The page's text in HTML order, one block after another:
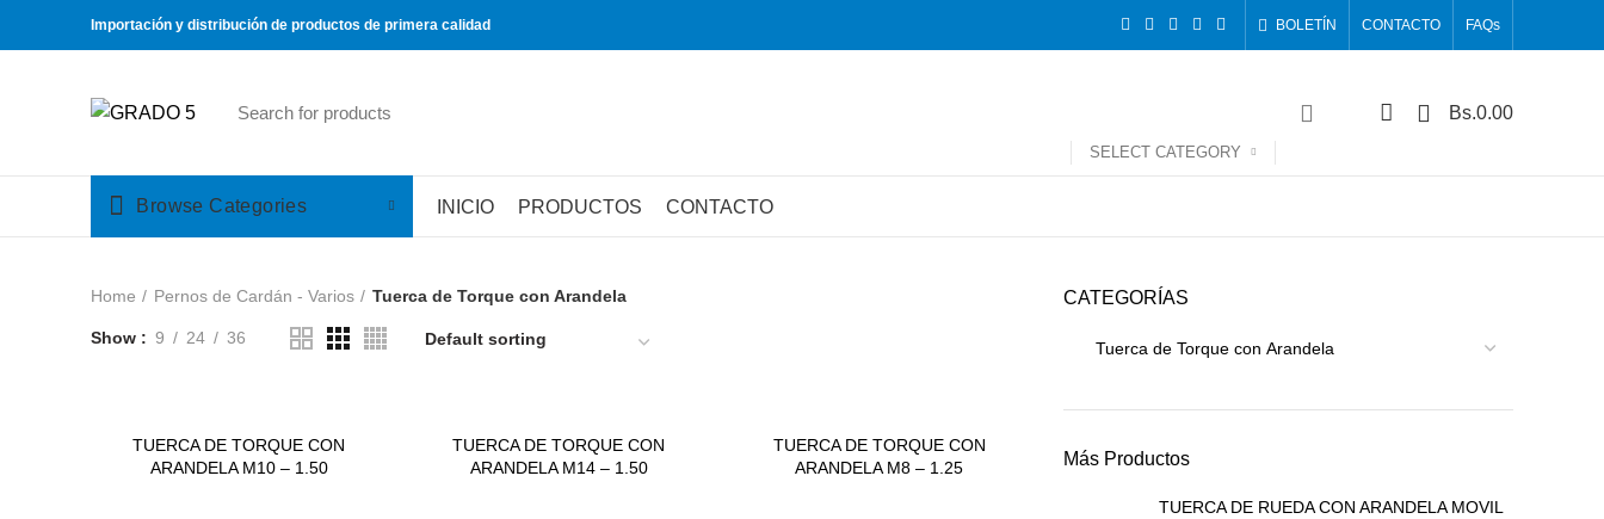
Importación y distribución de productos de primera calidad BOLETÍN CONTACTO FAQs
SELECT CATEGORY
Bs.0.00
Browse Categories INICIO PRODUCTOS CONTACTO
CATEGORÍAS
Más Productos
TUERCA DE RUEDA CON ARANDELA MOVIL
Home Pernos de Cardán - Varios Tuerca de Torque con Arandela
Show 9 24 36
TUERCA DE TORQUE CON
ARANDELA M10 – 1.50
TUERCA DE TORQUE CON
ARANDELA M14 – 1.50
TUERCA DE TORQUE CON
ARANDELA M8 – 1.25